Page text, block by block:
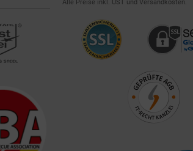
Alle Preise inkl. UST und Versandkosten.